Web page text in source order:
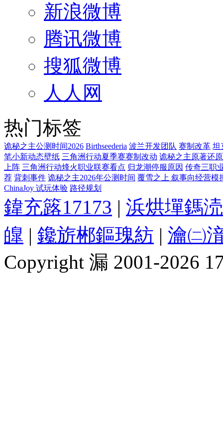
新浪微博
腾讯微博
搜狐微博
人人网
热门标签
诡秘之主公测时间2026 Birthseederia 波兰开发团队 赛制改革 坦
笔小新动态壁纸 三角洲行动夏季赛赛制改动 诡秘之主原著还
上阵 三角洲行动烽火职业联赛看点 归龙潮停服原因 传奇三职
荐 背刺事件 诡秘之主2026年公测时间 覆雪之上 叙事向经营模
ChinaJoy 试玩体验 路径规划
鍏充簬17173 | 浜烘墠鎷
皥 | 鑱旂郴鏂瑰紡 | 瀹㈡
Copyright 漏 2001-2026